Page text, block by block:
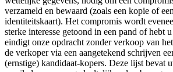
verzameld en bewaard (zoals een kopie of
identiteitskaart). Het compromis wordt
sterke interesse getoond in een pand of hebt
eindigt onze opdracht zonder verkoop van
de verkoper via een aangetekend schrijven
(ernstige) kandidaat-kopers. Deze lijst bevat